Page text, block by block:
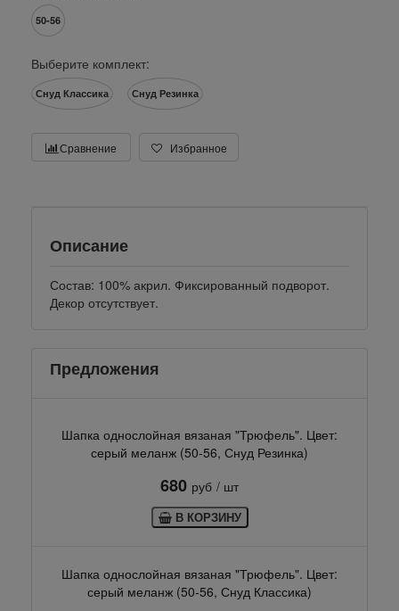
50-56
Выберите комплект:
Снуд Классика Снуд Резинка
Сравнение Избранное
Описание
Состав: 100% акрил. Фиксированный подворот.
Декор отсутствует.
Предложения
Шапка однослойная вязаная "Трюфель". Цвет:
серый меланж (50-56, Снуд Резинка)
680 руб / шт
В КОРЗИНУ
Шапка однослойная вязаная "Трюфель". Цвет:
серый меланж (50-56, Снуд Классика)